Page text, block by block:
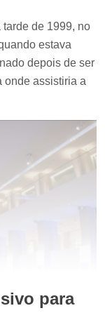
para
de 1999, no
estava
depois de ser
onde assistiria a